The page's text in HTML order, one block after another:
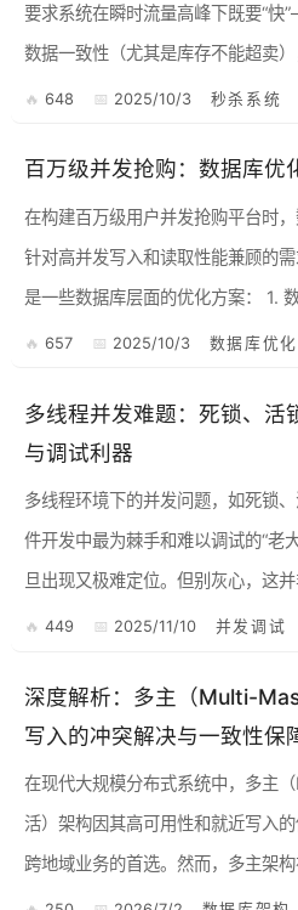
要求系统在瞬时流量高峰下既要“
数据一致性（尤其是库存不能超卖
系统高可用。传统的同步调用模式
648 2025/10/3 秒杀系统
百万级并发抢购：数据库优
在构建百万级用户并发抢购平台时，
针对高并发写入和读取性能兼顾的
是一些数据库层面的优化方案： 1. 数据库选型： NoSQL 数据
库： 考虑使用 NoSQL 数据库，...
657 2025/10/3 数据库优化
多线程并发难题：死锁、活
与调试利器
多线程环境下的并发问题，如死锁
件开发中最为棘手和难以调试的“老
旦出现又极难定位。但别灰心，这
和工具
449 2025/11/10 并发调试
深度解析：多主（Multi-
写入的冲突解决与一致性保
在现代大规模分布式系统中，多主
活）架构因其高可用性和就近写入
跨地域业务的首选。然而，多主架
时，也引入了分布式系统中最棘手